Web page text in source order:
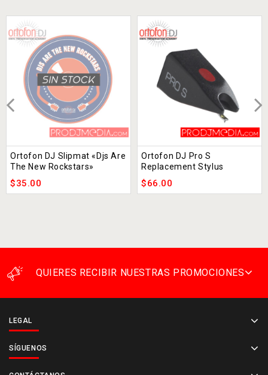
Ortofon DJ Slipmat «Djs Are
The New Rockstars»
$35.00
Ortofon DJ Pro S
Replacement Stylus
$66.00
QUIERES RECIBIR NUESTRAS PROMOCIONES
LEGAL
SÍGUENOS